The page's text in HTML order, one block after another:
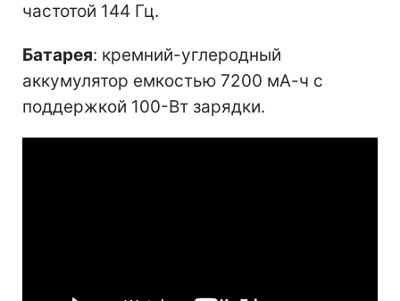
частотой 144 Гц.
Батарея: кремний-углеродный
аккумулятор емкостью 7200 мА-ч с
поддержкой 100-Вт зарядки.